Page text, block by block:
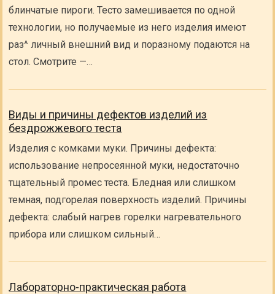
блинчатые пироги. Тесто замешивается по одной
технологии, но получаемые из него изделия имеют
раз^ личный внешний вид и поразному подаются на
стол. Смотрите —…
Виды и причины дефектов изделий из
бездрожжевого теста
Изделия с комками муки. Причины дефекта:
использование непросеянной муки, недостаточно
тщательный промес теста. Бледная или слишком
темная, подгорелая поверхность изделий. Причины
дефекта: слабый нагрев горелки нагревательного
прибора или слишком сильный…
Лабораторно-практическая работа